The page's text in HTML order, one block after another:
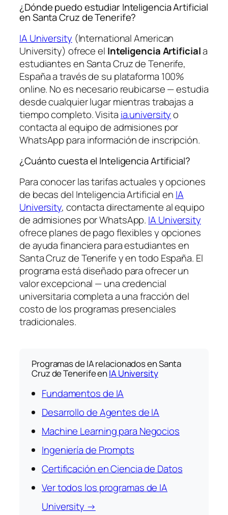
¿Dónde puedo estudiar Inteligencia Artificial
en Santa Cruz de Tenerife?
IA University (International American
University) ofrece el Inteligencia Artificiala
estudiantes en Santa Cruz de Tenerife,
España a través de su plataforma 100%
online. No es necesario reubicarse — estudia
desde cualquier lugar mientras trabajas a
tiempo completo. Visita ia.universityo
contacta al equipo de admisiones por
WhatsApp para información de inscripción.
¿Cuánto cuesta el Inteligencia Artificial?
Para conocer las tarifas actuales y opciones
de becas del Inteligencia Artificial en IA
University, contacta directamente al equipo
de admisiones por WhatsApp. IA University
ofrece planes de pago flexibles y opciones
de ayuda financiera para estudiantes en
Santa Cruz de Tenerife y en todo España. El
programa está diseñado para ofrecer un
valor excepcional — una credencial
universitaria completa a una fracción del
costo de los programas presenciales
tradicionales.
Programas de IA relacionados en Santa
Cruz de Tenerife en IA University
Fundamentos de IA
Desarrollo de Agentes de IA
Machine Learning para Negocios
Ingeniería de Prompts
Certificación en Ciencia de Datos
Ver todos los programas de IA
University →